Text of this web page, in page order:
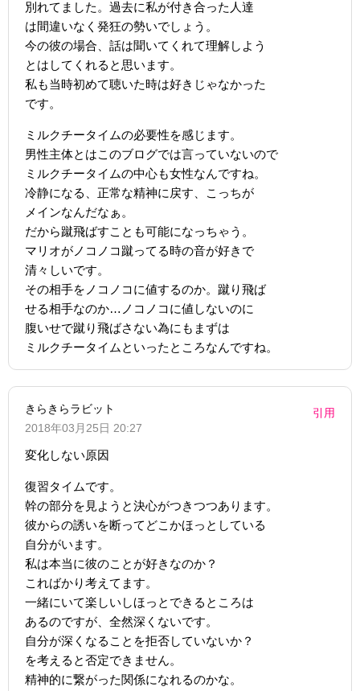
別れてました。過去に私が付き合った人達
は間違いなく発狂の勢いでしょう。
今の彼の場合、話は聞いてくれて理解しよう
とはしてくれると思います。
私も当時初めて聴いた時は好きじゃなかった
です。
ミルクチータイムの必要性を感じます。
男性主体とはこのブログでは言っていないので
ミルクチータイムの中心も女性なんですね。
冷静になる、正常な精神に戻す、こっちが
メインなんだなぁ。
だから蹴飛ばすことも可能になっちゃう。
マリオがノコノコ蹴ってる時の音が好きで
清々しいです。
その相手をノコノコに値するのか。蹴り飛ば
せる相手なのか…ノコノコに値しないのに
腹いせで蹴り飛ばさない為にもまずは
ミルクチータイムといったところなんですね。
きらきらラビット
2018年03月25日 20:27
引用
変化しない原因
復習タイムです。
幹の部分を見ようと決心がつきつつあります。
彼からの誘いを断ってどこかほっとしている
自分がいます。
私は本当に彼のことが好きなのか？
こればかり考えてます。
一緒にいて楽しいしほっとできるところは
あるのですが、全然深くないです。
自分が深くなることを拒否していないか？
を考えると否定できません。
精神的に繋がった関係になれるのかな。